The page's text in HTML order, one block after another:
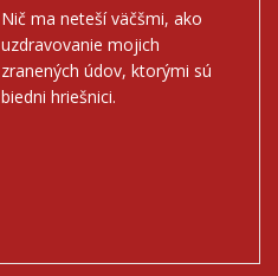
Nič ma neteší väčšmi, ako
uzdravovanie mojich
zranených údov, ktorými sú
biedni hriešnici.